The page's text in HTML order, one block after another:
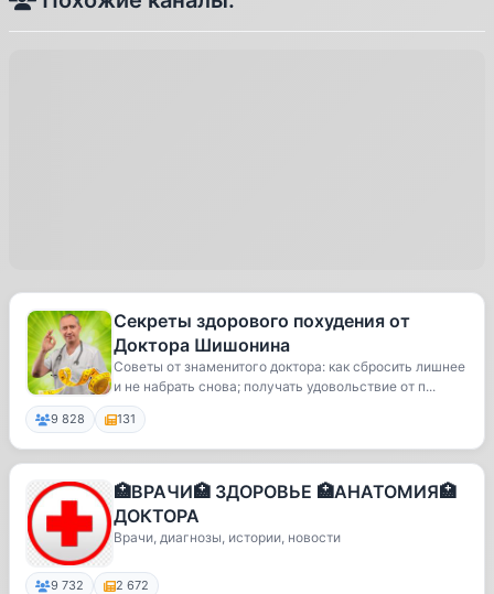
Секреты здорового похудения от
Доктора Шишонина
Советы от знаменитого доктора: как сбросить лишнее
и не набрать снова; получать удовольствие от п...
9 828 131
🏥ВРАЧИ🏥 ЗДОРОВЬЕ 🏥АНАТОМИЯ🏥
ДОКТОРА
Врачи, диагнозы, истории, новости
9 732 2 672